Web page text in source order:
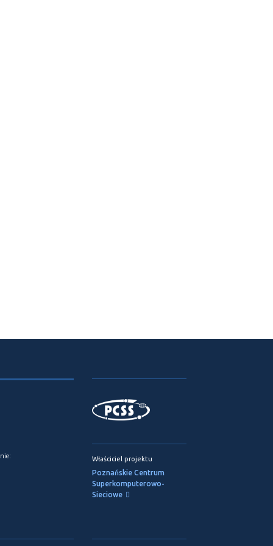
Właściciel projektu
Poznańskie Centrum
Superkomputerowo-
Sieciowe